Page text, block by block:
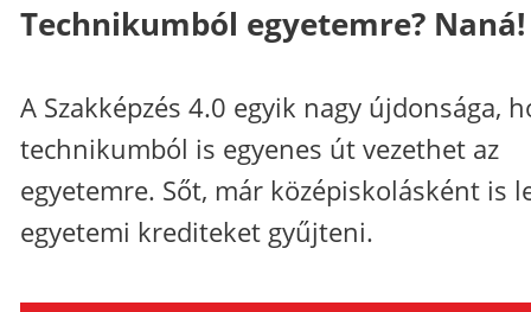
Technikumból egyetemre? Naná!
A Szakképzés 4.0 egyik nagy újdonsága,
technikumból is egyenes út vezethet az
egyetemre. Sőt, már középiskolásként is
egyetemi krediteket gyűjteni.